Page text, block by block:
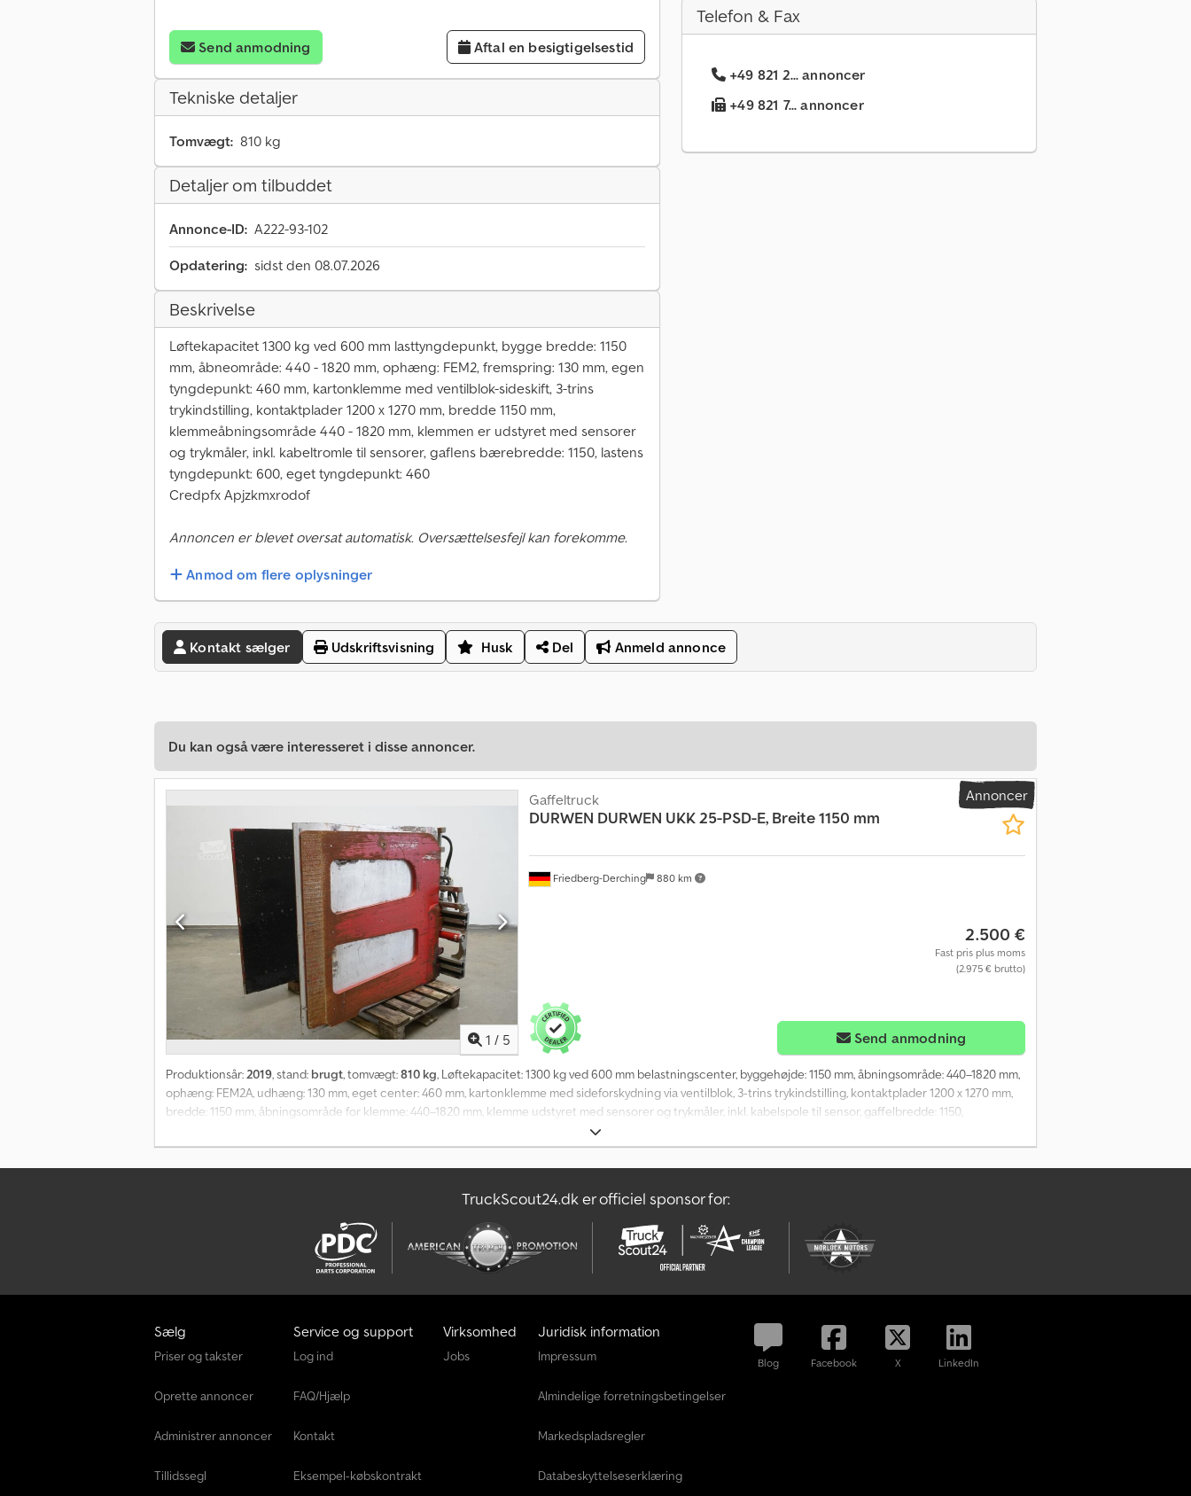
Send anmodning Aftal en besigtigelsestid
Tekniske detaljer
Tomvægt: 810 kg
Detaljer om tilbuddet
Annonce-ID: A222-93-102
Opdatering: sidst den 08.07.2026
Beskrivelse
Løftekapacitet 1300 kg ved 600 mm lasttyngdepunkt, bygge bredde: 1150
mm, åbneområde: 440 - 1820 mm, ophæng: FEM2, fremspring: 130 mm, egen
tyngdepunkt: 460 mm, kartonklemme med ventilblok-sideskift, 3-trins
trykindstilling, kontaktplader 1200 x 1270 mm, bredde 1150 mm,
klemmeåbningsområde 440 - 1820 mm, klemmen er udstyret med sensorer
og trykmåler, inkl. kabeltromle til sensorer, gaflens bærebredde: 1150, lastens
tyngdepunkt: 600, eget tyngdepunkt: 460
Credpfx Apjzkmxrodof
Annoncen er blevet oversat automatisk. Oversættelsesfejl kan forekomme.
Anmod om flere oplysninger
Telefon & Fax
+49 821 2... annoncer
+49 821 7... annoncer
Kontakt sælger Udskriftsvisning Husk Del Anmeld annonce
Du kan også være interesseret i disse annoncer.
Annoncer
1 / 5
Friedberg-Derching 880 km
Gaffeltruck
DURWEN DURWEN UKK 25-PSD-E, Breite 1150 mm
2.500 €
Fast pris plus moms
(2.975 € brutto)
Send anmodning
Produktionsår:2019, stand: brugt, tomvægt:810 kg, Løftekapacitet: 1300 kg ved 600 mm belastningscenter, byggehøjde: 1150 mm, åbningsområde: 440–1820 mm,
ophæng: FEM2A, udhæng: 130 mm, eget center: 460 mm, kartonklemme med sideforskydning via ventilblok, 3-trins trykindstilling, kontaktplader 1200 x 1270 mm,
bredde: 1150 mm, åbningsområde for klemme: 440–1820 mm, klemme udstyret med sensorer og trykmåler, inkl. kabelspole til sensor, gaffelbredde: 1150,
TruckScout24.dk er officiel sponsor for:
Sælg
Priser og takster
Oprette annoncer
Administrer annoncer
Tillidssegl
Service og support
Log ind
FAQ/Hjælp
Kontakt
Eksempel-købskontrakt
Virksomhed
Jobs
Juridisk information
Impressum
Almindelige forretningsbetingelser
Markedspladsregler
Databeskyttelseserklæring
Blog Facebook X LinkedIn